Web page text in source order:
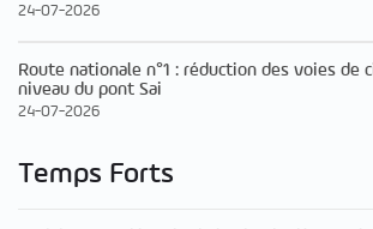
24-07-2026
Route nationale n°1 : réduction des voies de
niveau du pont Sai
24-07-2026
Temps Forts